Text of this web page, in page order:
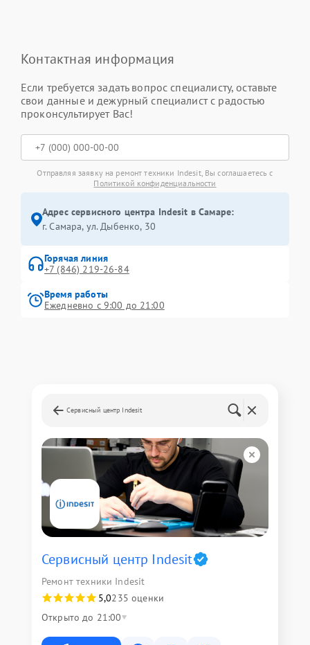
Контактная информация
Если требуется задать вопрос специалисту, оставьте
свои данные и дежурный специалист с радостью
проконсультирует Вас!
Отправляя заявку на ремонт техники Indesit, Вы соглашаетесь с
Политикой конфиденциальности
Адрес сервисного центра Indesit в Самаре:
г. Самара, ул. Дыбенко, 30
Горячая линия
+7 (846) 219-26-84
Время работы
Ежедневно с 9:00 до 21:00
Сервисный центр Indesit
Сервисный центр Indesit
Ремонт техники Indesit
5,0235 оценки
Открыто до 21:00